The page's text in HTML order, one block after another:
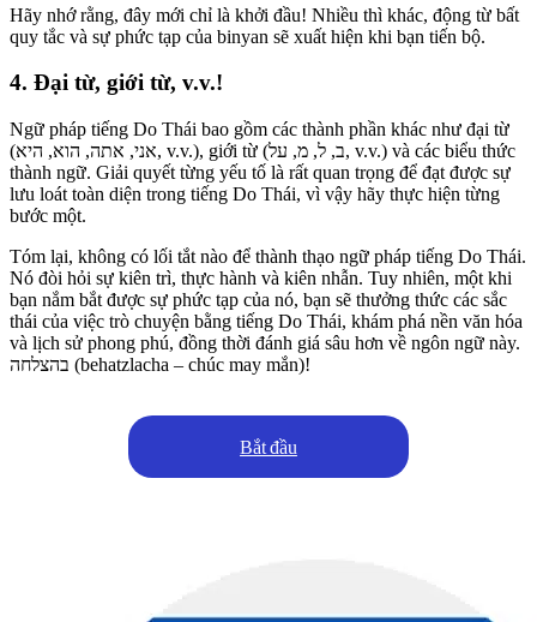
Hãy nhớ rằng, đây mới chỉ là khởi đầu! Nhiều thì khác, động từ bất
quy tắc và sự phức tạp của binyan sẽ xuất hiện khi bạn tiến bộ.
4. Đại từ, giới từ, v.v.!
Ngữ pháp tiếng Do Thái bao gồm các thành phần khác như đại từ
(אני, אתה, הוא, היא, v.v.), giới từ (ב, ל, מ, על, v.v.) và các biểu thức
thành ngữ. Giải quyết từng yếu tố là rất quan trọng để đạt được sự
lưu loát toàn diện trong tiếng Do Thái, vì vậy hãy thực hiện từng
bước một.
Tóm lại, không có lối tắt nào để thành thạo ngữ pháp tiếng Do Thái.
Nó đòi hỏi sự kiên trì, thực hành và kiên nhẫn. Tuy nhiên, một khi
bạn nắm bắt được sự phức tạp của nó, bạn sẽ thưởng thức các sắc
thái của việc trò chuyện bằng tiếng Do Thái, khám phá nền văn hóa
và lịch sử phong phú, đồng thời đánh giá sâu hơn về ngôn ngữ này.
בהצלחה (behatzlacha – chúc may mắn)!
Bắt đầu